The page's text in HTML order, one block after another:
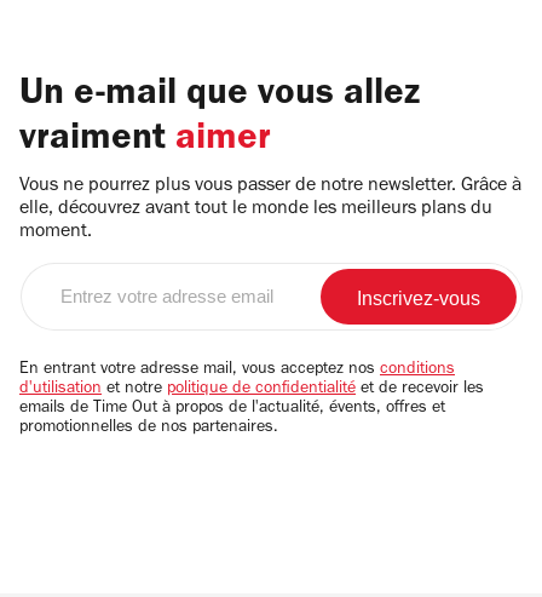
Un e-mail que vous allez
vraiment aimer
Vous ne pourrez plus vous passer de notre newsletter. Grâce à
elle, découvrez avant tout le monde les meilleurs plans du
moment.
email
En entrant votre adresse mail, vous acceptez nos conditions
d'utilisation et notre politique de confidentialité et de recevoir les
emails de Time Out à propos de l'actualité, évents, offres et
promotionnelles de nos partenaires.